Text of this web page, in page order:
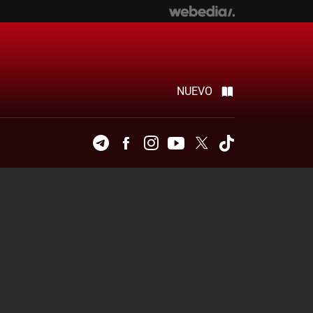
NUEVO
TelegramFacebookInstagramYoutubeTwitter